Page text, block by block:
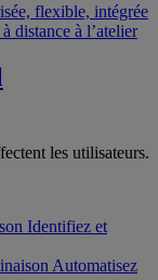
flexible, intégrée
distance à l’atelier
les utilisateurs.
Identifiez et
Automatisez